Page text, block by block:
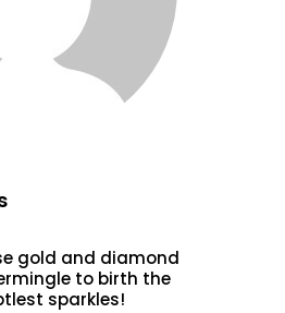
gold and diamond
to birth the
sparkles!